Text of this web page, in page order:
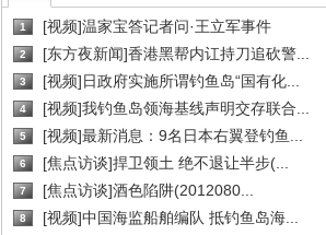
1 [视频]温家宝答记者问·王立军事件
2 [东方夜新闻]香港黑帮内讧持刀追砍警...
3 [视频]日政府实施所谓钓鱼岛“国有化...
4 [视频]我钓鱼岛领海基线声明交存联合...
5 [视频]最新消息：9名日本右翼登钓鱼...
6 [焦点访谈]捍卫领土 绝不退让半步(...
7 [焦点访谈]酒色陷阱(2012080...
8 [视频]中国海监船舶编队 抵钓鱼岛海...